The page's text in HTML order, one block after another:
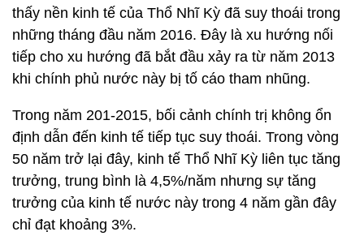
thấy nền kinh tế của Thổ Nhĩ Kỳ đã suy thoái trong
những tháng đầu năm 2016. Đây là xu hướng nối
tiếp cho xu hướng đã bắt đầu xảy ra từ năm 2013
khi chính phủ nước này bị tố cáo tham nhũng.
Trong năm 201-2015, bối cảnh chính trị không ổn
định dẫn đến kinh tế tiếp tục suy thoái. Trong vòng
50 năm trở lại đây, kinh tế Thổ Nhĩ Kỳ liên tục tăng
trưởng, trung bình là 4,5%/năm nhưng sự tăng
trưởng của kinh tế nước này trong 4 năm gần đây
chỉ đạt khoảng 3%.